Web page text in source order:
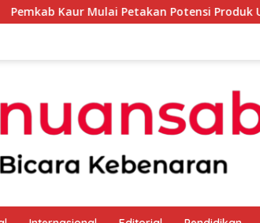
Petakan Potensi Produk Unggulan UMKM